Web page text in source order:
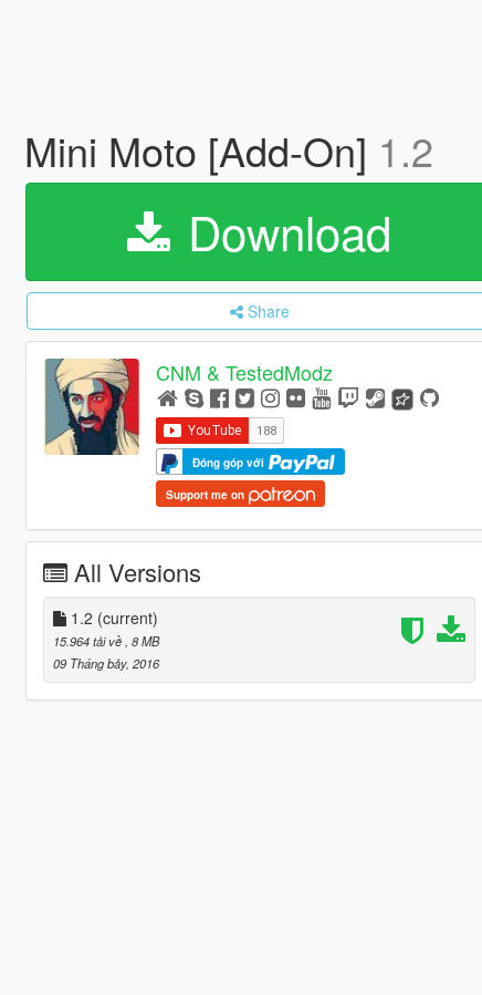
Mini Moto [Add-On] 1.2
Download
Share
CNM & TestedModz
Đóng góp với
Support me on
All Versions
1.2 (current)
15.964 tải về , 8 MB
09 Tháng bảy, 2016